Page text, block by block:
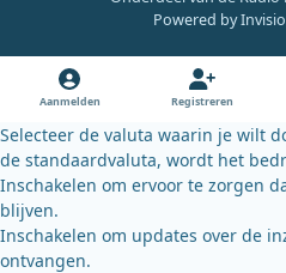
Powered by
Aanmelden Registreren
Selecteer de valuta waarin je wilt
de standaardvaluta, wordt het
Inschakelen om ervoor te zorgen
blijven.
Inschakelen om updates over de
ontvangen.